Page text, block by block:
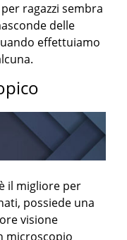
ragazzi sembra
delle
effettuiamo
il migliore per
possiede una
visione
microscopio